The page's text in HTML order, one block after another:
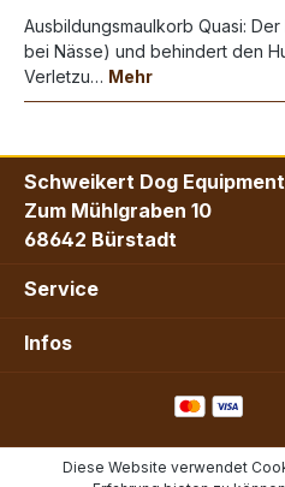
Ausbildungsmaulkorb Quasi:
bei Nässe) und behindert den
Verletzu… Mehr
Schweikert Dog Equipment
Zum Mühlgraben 10
68642 Bürstadt
Service
Infos
Diese Website verwendet